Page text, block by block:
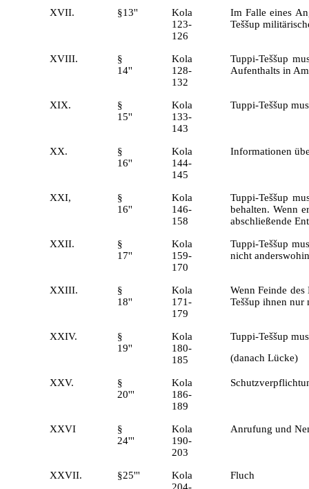
XVII. §13''
Kola
123-
126
Im Falle eines
Teššup
XVIII.
§
14''
Kola
128-
132
Tuppi-Teššup
Aufenthalts in
XIX.
§
15''
Kola
133-
143
Tuppi-Teššup
XX.
§
16''
Kola
144-
145
Informationen
XXI,
§
16''
Kola
146-
158
Tuppi-Teššup
behalten. Wenn
abschließende
XXII.
§
17''
Kola
159-
170
Tuppi-Teššup
nicht
XXIII.
§
18''
Kola
171-
179
Wenn Feinde
Teššup ihnen
XXIV.
§
19''
Kola
180-
185
Tuppi-Teššup
(danach Lücke)
XXV.
§
20'''
Kola
186-
189
XXVI
§
24'''
Kola
190-
203
Anrufung und
XXVII. §25'''
Kola
Fluch